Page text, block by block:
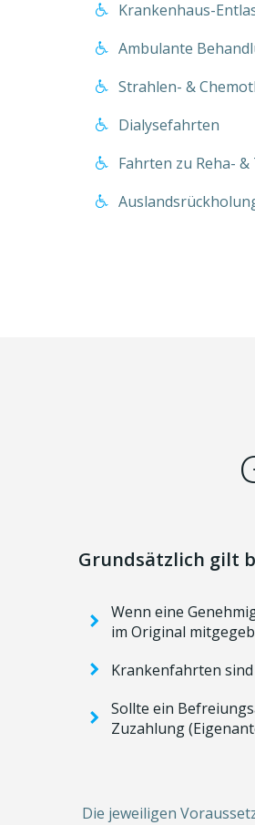
Krankenhaus-
Ambulante
Strahlen- &
Dialysefahrten
Fahrten zu Reha-
Grundsätzlich gilt
Wenn eine
im Original
Krankenfahrten
Sollte ein
Zuzahlung
Die jeweiligen